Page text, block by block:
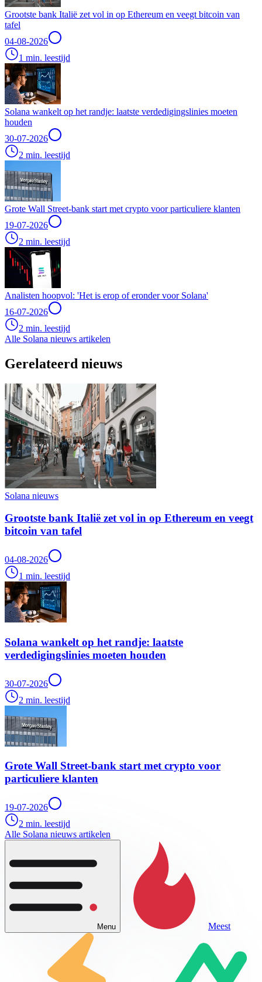
Grootste bank Italië zet vol in op Ethereum en veegt bitcoin van
tafel
04-08-2026
1 min. leestijd
Solana wankelt op het randje: laatste verdedigingslinies moeten
houden
30-07-2026
2 min. leestijd
Grote Wall Street-bank start met crypto voor particuliere klanten
19-07-2026
2 min. leestijd
Analisten hoopvol: 'Het is erop of eronder voor Solana'
16-07-2026
2 min. leestijd
Alle Solana nieuws artikelen
Gerelateerd nieuws
Solana nieuws
Grootste bank Italië zet vol in op Ethereum en veegt
bitcoin van tafel
04-08-2026
1 min. leestijd
Solana wankelt op het randje: laatste
verdedigingslinies moeten houden
30-07-2026
2 min. leestijd
Grote Wall Street-bank start met crypto voor
particuliere klanten
19-07-2026
2 min. leestijd
Alle Solana nieuws artikelen
Menu Meest